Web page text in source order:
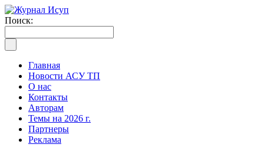
Поиск:
Главная
Новости АСУ ТП
О нас
Контакты
Авторам
Темы на 2026 г.
Партнеры
Реклама